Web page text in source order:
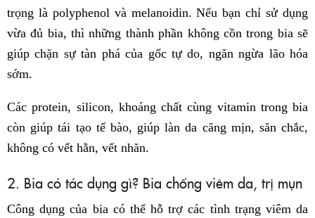
trọng là polyphenol và melanoidin. Nếu bạn chỉ sử dụng
vừa đủ bia, thì những thành phần không cồn trong bia sẽ
giúp chặn sự tàn phá của gốc tự do, ngăn ngừa lão hóa
sớm.
Các protein, silicon, khoáng chất cùng vitamin trong bia
còn giúp tái tạo tế bào, giúp làn da căng mịn, săn chắc,
không có vết hằn, vết nhăn.
2. Bia có tác dụng gì? Bia chống viêm da, trị mụn
Công dụng của bia có thể hỗ trợ các tình trạng viêm da